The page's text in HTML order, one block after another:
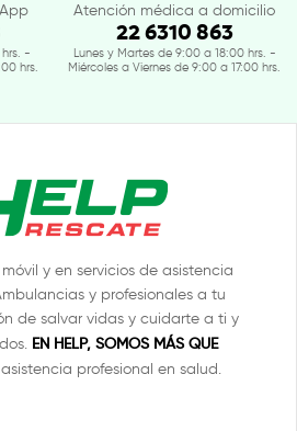
-
hrs.
Atención médica a domicilio
22 6310 863
Lunes y Martes de 9:00 a 18:00 hrs. -
Miércoles a Viernes de 9:00 a 17:00 hrs.
y en servicios de asistencia
y profesionales a tu
de salvar vidas y cuidarte a ti y
EN HELP, SOMOS MÁS QUE
profesional en salud.